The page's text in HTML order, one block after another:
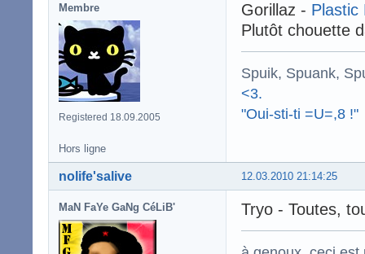
Membre
Registered 18.09.2005
Gorillaz - Plastic
Plutôt chouette
Spuik, Spuank,
<3.
"Oui-sti-ti =U=,8 !"
Hors ligne
12.03.2010 21:14:25
nolife'salive
MaN FaYe GaNg CéLiB' Tryo - Toutes,